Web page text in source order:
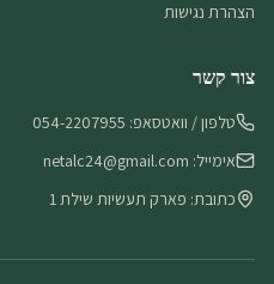
הצהרת נגישות
צור קשר
טלפון / וואטסאפ: 054-2207955
אימייל: netalc24@gmail.com
כתובת: פארק תעשיות שילת 1